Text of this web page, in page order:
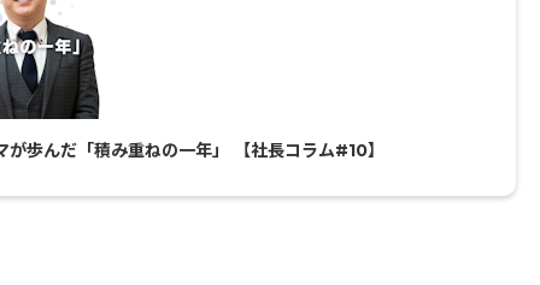
歩んだ「積み重ねの一年」 【社長コラム#10】